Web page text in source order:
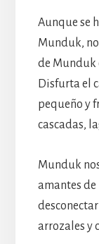
Aunque se
Munduk, no
de Munduk
Disfurta el
pequeño y
cascadas,
Munduk
amantes
arrozales y